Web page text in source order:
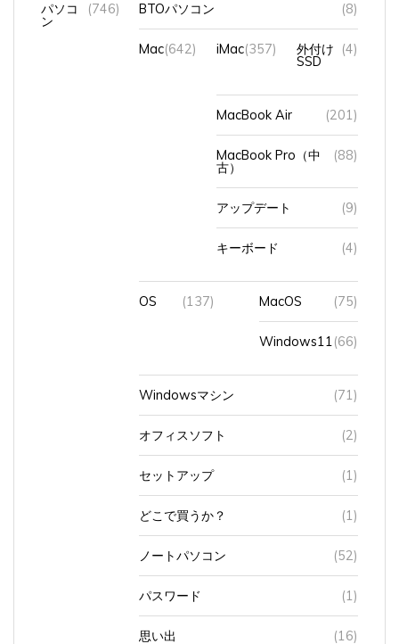
パソコ
ン
(746) BTOパソコン (8)
Mac(642) iMac(357) 外付け
SSD
(4)
MacBook Air (201)
MacBook Pro（中
古）
(88)
アップデート (9)
キーボード (4)
OS (137) MacOS (75)
Windows11(66)
Windowsマシン (71)
オフィスソフト (2)
セットアップ (1)
どこで買うか？ (1)
ノートパソコン (52)
パスワード (1)
思い出 (16)